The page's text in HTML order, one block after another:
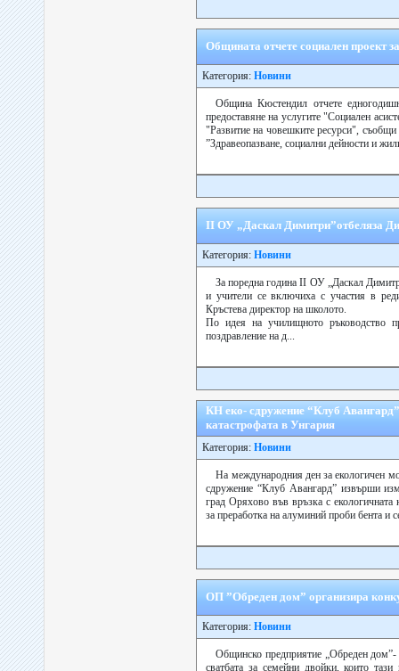
Общината отчете социален проект
Категория: Новини
Община Кюстендил отчете
предоставяне на услугите "Социален
"Развитие на човешките ресурси",
”Здравеопазване, социални дейности и
ІІ ОУ „Даскал Димитри”отбеляза
Категория: Новини
За поредна година ІІ ОУ „Даскал
и учители се включиха с участия в
Кръстева директор на школото.
По идея на училищното ръководство
поздравление на д...
КН еко- сдружение “Клуб
катастрофата в Унгария
Категория: Новини
На международния ден за екологичен
сдружение “Клуб Авангард” извърши
град Оряхово във връзка с екологичната
за преработка на алуминий проби бента и
ОП ”Обреден дом” организира
Категория: Новини
Общинско предприятие „Обреден
сватбата за семейни двойки, които